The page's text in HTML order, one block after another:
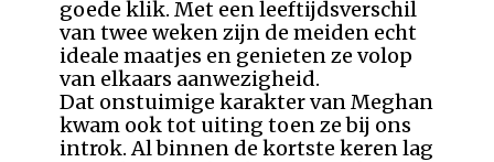
goede klik. Met een leeftijdsverschil
van twee weken zijn de meiden echt
ideale maatjes en genieten ze volop
van elkaars aanwezigheid.
Dat onstuimige karakter van Meghan
kwam ook tot uiting toen ze bij ons
introk. Al binnen de kortste keren lag